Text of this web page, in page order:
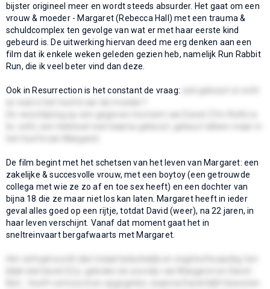
bijster origineel meer en wordt steeds absurder. Het gaat om een
vrouw & moeder - Margaret (Rebecca Hall) met een trauma &
schuldcomplex ten gevolge van wat er met haar eerste kind
gebeurd is. De uitwerking hiervan deed me erg denken aan een
film dat ik enkele weken geleden gezien heb, namelijk Run Rabbit
Run, die ik veel beter vind dan deze.
Ook in Resurrection is het constant de vraag:
De film begint met het schetsen van het leven van Margaret: een
zakelijke & succesvolle vrouw, met een boytoy (een getrouwde
collega met wie ze zo af en toe sex heeft) en een dochter van
bijna 18 die ze maar niet los kan laten. Margaret heeft in ieder
geval alles goed op een rijtje, totdat David (weer), na 22 jaren, in
haar leven verschijnt. Vanaf dat moment gaat het in
sneltreinvaart bergafwaarts met Margaret.